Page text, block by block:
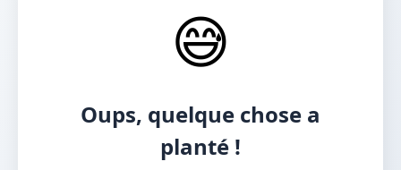
😅
Oups, quelque chose a
planté !